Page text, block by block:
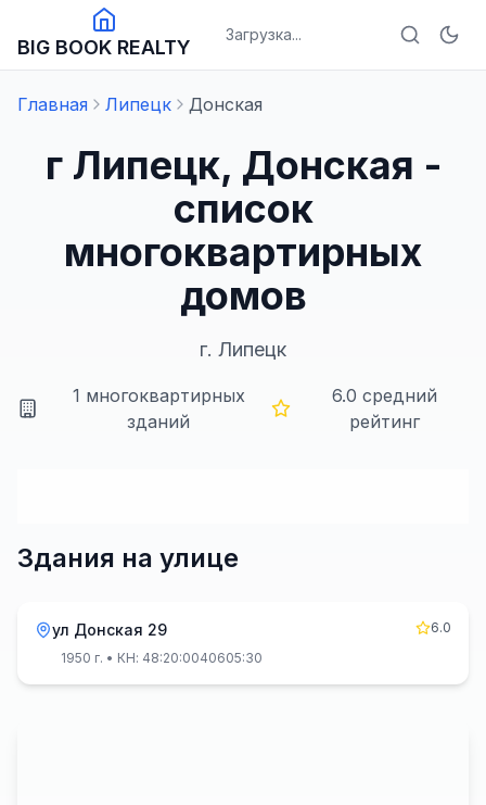
BIG BOOK REALTY
Загрузка...
Главная Липецк Донская
г Липецк, Донская -
список
многоквартирных
домов
г. Липецк
1 многоквартирных
зданий
6.0 средний
рейтинг
Здания на улице
ул Донская 29
6.0
1950 г. • КН: 48:20:0040605:30